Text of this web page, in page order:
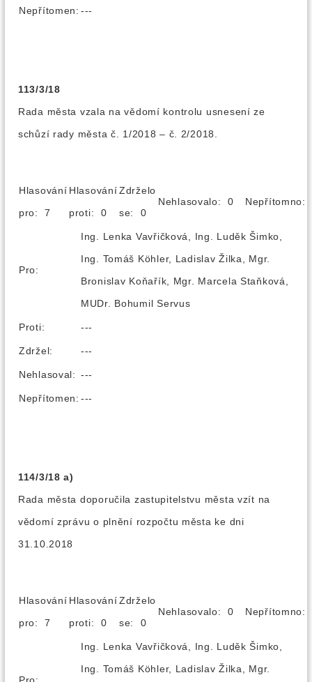
Nepřítomen: ---
113/3/18
Rada města vzala na vědomí kontrolu usnesení ze
schůzí rady města č. 1/2018 – č. 2/2018.
Hlasování
pro: 7
Hlasování
proti: 0
Zdrželo
se: 0
Nehlasovalo: 0
Pro:
Ing. Lenka Vavřičková, Ing. Luděk Šimko,
Ing. Tomáš Köhler, Ladislav Žilka, Mgr.
Bronislav Koňařík, Mgr. Marcela Staňková,
MUDr. Bohumil Servus
Proti: ---
Zdržel: ---
Nehlasoval: ---
Nepřítomen: ---
114/3/18 a)
Rada města doporučila zastupitelstvu města vzít na
vědomí zprávu o plnění rozpočtu města ke dni
31.10.2018
Hlasování
pro: 7
Hlasování
proti: 0
Zdrželo
se: 0
Nehlasovalo: 0
Ing. Lenka Vavřičková, Ing. Luděk Šimko,
Ing. Tomáš Köhler, Ladislav Žilka, Mgr.